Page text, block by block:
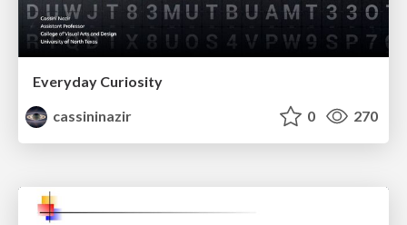
Everyday Curiosity
cassininazir
0 270